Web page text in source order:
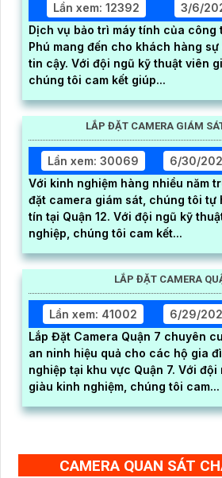
Lần xem: 12392
3/6/
Dịch vụ bảo trì máy tính của công
Phú mang đến cho khách hàng
tin cậy. Với đội ngũ kỹ thuật viên giàu kinh nghiệm,
chúng tôi cam kết giúp...
LẮP ĐẶT CAMERA GIÁM
Lần xem: 30069
6/30/
Với kinh nghiệm hàng nhiều năm
đặt camera giám sát, chúng tôi tự
tín tại Quận 12. Với đội ngũ kỹ thuật viên chuyên
nghiệp, chúng tôi cam kết...
LẮP ĐẶT CAMERA
Lần xem: 41002
6/29/
Lắp Đặt Camera Quận 7 chuyên
an ninh hiệu quả cho các hộ gia
nghiệp tại khu vực Quận 7. Với đội ngũ kỹ thuật viên
giàu kinh nghiệm, chúng tôi cam...
CAMERA QUAN SÁT